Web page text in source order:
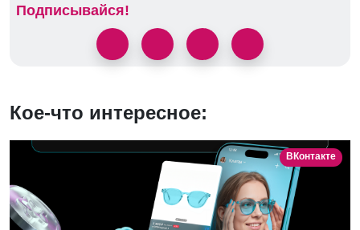
Подписывайся!
Кое-что интересное:
ВКонтакте